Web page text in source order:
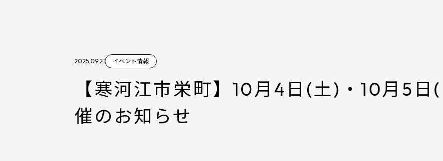
2025.09.21 イベント情報
【寒河江市栄町】10月4日(土)・10月5日
催のお知らせ